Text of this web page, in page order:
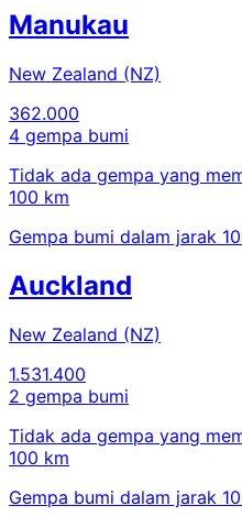
Manukau
New Zealand (NZ)
362.000
4 gempa bumi
Tidak ada gempa yang
100 km
Gempa bumi dalam jarak
Auckland
New Zealand (NZ)
1.531.400
2 gempa bumi
Tidak ada gempa yang
100 km
Gempa bumi dalam jarak